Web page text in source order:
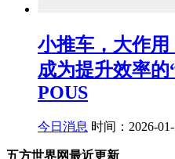
小推车，大作
成为提升效率
POUS
今日消息 时间：2026-
五方世界网最近更新